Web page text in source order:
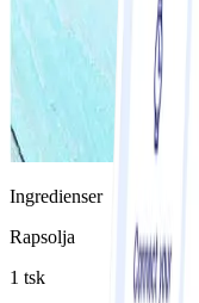
Ingredienser
Rapsolja
1 tsk